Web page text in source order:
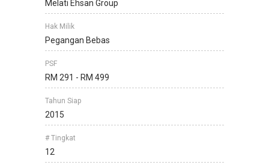
Melati Ehsan Group
Hak Milik
Pegangan Bebas
PSF
RM 291 - RM 499
Tahun Siap
2015
# Tingkat
12